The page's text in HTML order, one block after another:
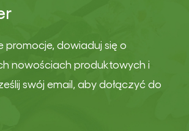
promocje, dowiaduj się o
nowościach produktowych i
swój email, aby dołączyć do